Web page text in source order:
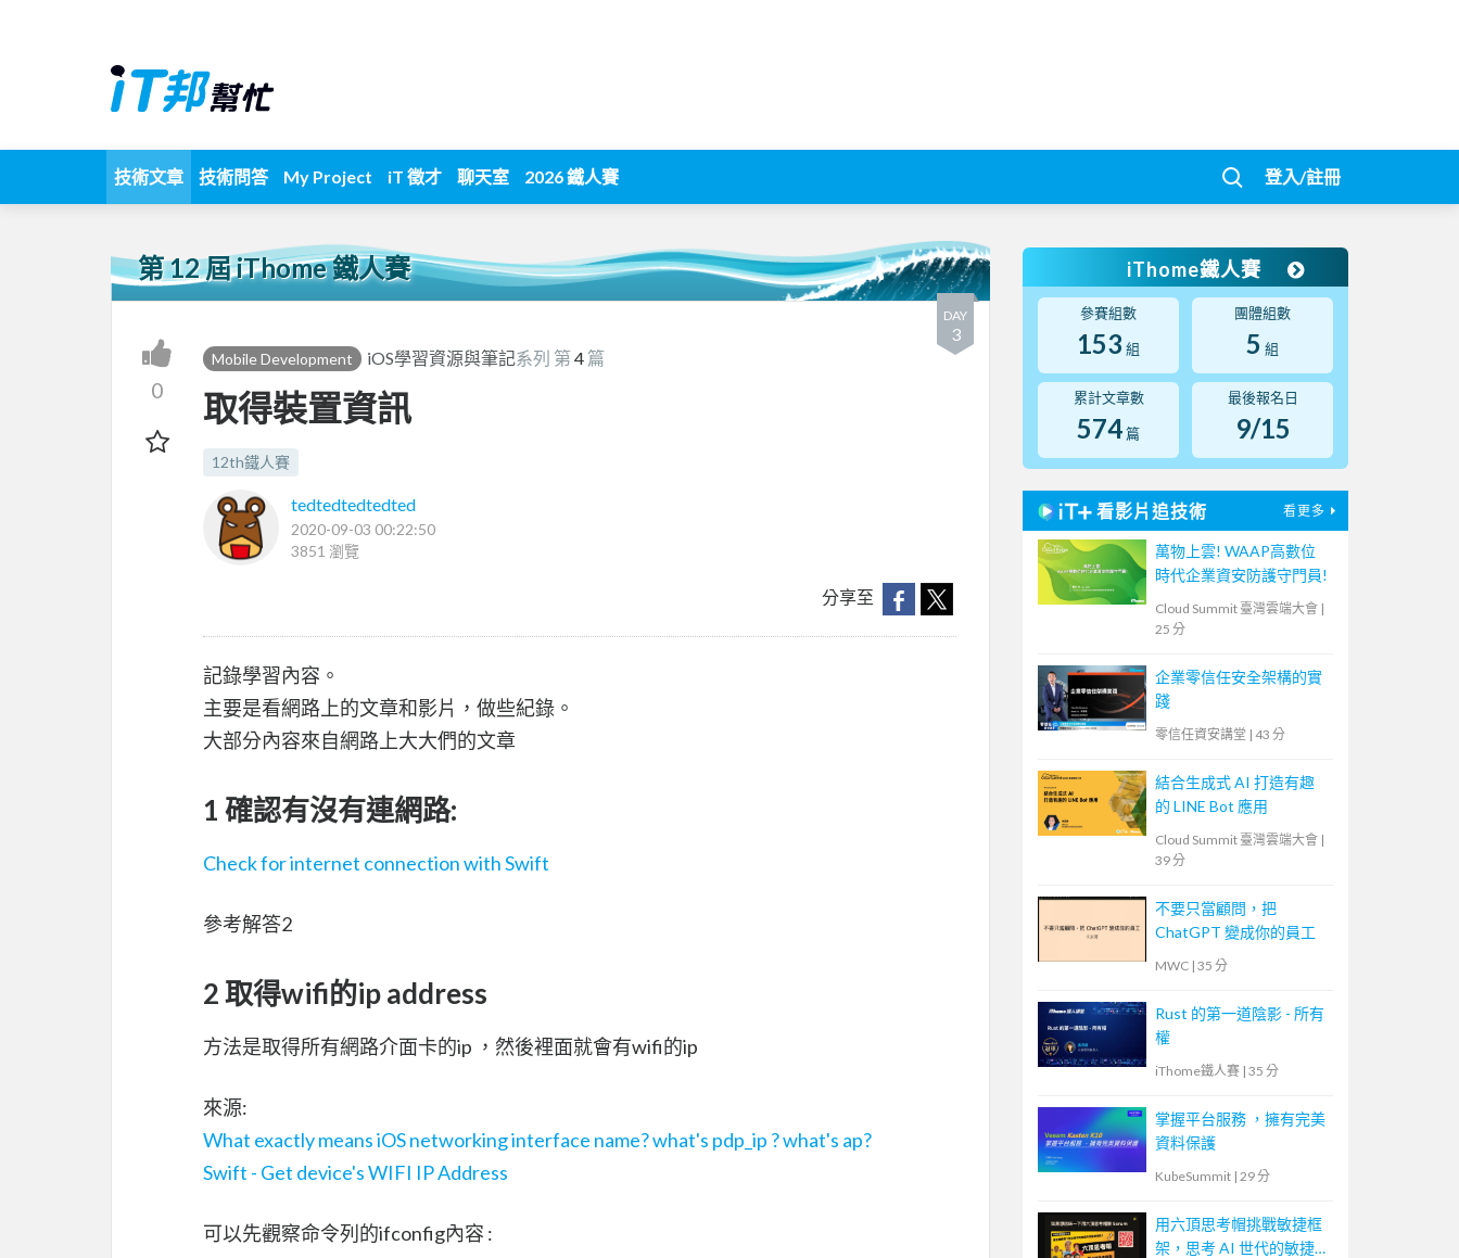
技術文章 技術問答 My Project iT 徵才 聊天室 2026 鐵人賽 登入/註冊
第 12 屆 iThome 鐵人賽
DAY
3
0
Mobile Development iOS學習資源與筆記系列 第4 篇
取得裝置資訊
12th鐵人賽
tedtedtedtedted
2020-09-03 00:22:50
3851 瀏覽
分享至
記錄學習內容。
主要是看網路上的文章和影片，做些紀錄。
大部分內容來自網路上大大們的文章
1 確認有沒有連網路:
Check for internet connection with Swift
參考解答2
2 取得wifi的ip address
方法是取得所有網路介面卡的ip ，然後裡面就會有wifi的ip
來源:
What exactly means iOS networking interface name? what's pdp_ip ? what's ap?
Swift - Get device's WIFI IP Address
可以先觀察命令列的ifconfig內容 :
iThome鐵人賽
參賽組數
153 組
團體組數
5 組
累計文章數
574 篇
最後報名日
9/15
看影片追技術 看更多
萬物上雲! WAAP高數位
時代企業資安防護守門員!
Cloud Summit 臺灣雲端大會 |
25 分
企業零信任安全架構的實
踐
零信任資安講堂 | 43 分
結合生成式 AI 打造有趣
的 LINE Bot 應用
Cloud Summit 臺灣雲端大會 |
39 分
不要只當顧問，把
ChatGPT 變成你的員工
MWC | 35 分
Rust 的第一道陰影 - 所有
權
iThome鐵人賽 | 35 分
掌握平台服務 ，擁有完美
資料保護
KubeSummit | 29 分
用六頂思考帽挑戰敏捷框
架，思考 AI 世代的敏捷